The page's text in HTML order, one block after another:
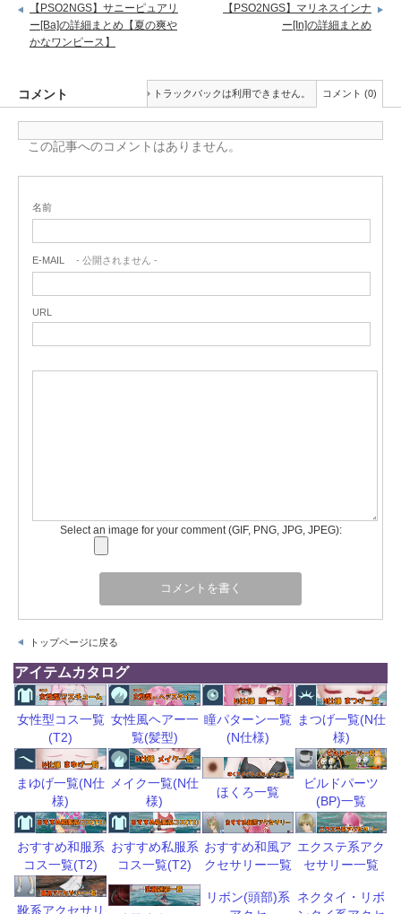
【PSO2NGS】サニーピュアリ
ー[Ba]の詳細まとめ【夏の爽や
かなワンピース】
【PSO2NGS】マリネスインナ
ー[In]の詳細まとめ
コメント トラックバックは利用できません。 コメント (0)
この記事へのコメントはありません。
名前
E-MAIL - 公開されません -
URL
Select an image for your comment (GIF, PNG, JPG, JPEG):
トップページに戻る
アイテムカタログ
女性型コス一覧
(T2)
女性風ヘアー一
覧(髪型)
瞳パターン一覧
(N仕様)
まつげ一覧(N仕
様)
まゆげ一覧(N仕
様)
メイク一覧(N仕
様)
ほくろ一覧
ビルドパーツ
(BP)一覧
おすすめ和服系
コス一覧(T2)
おすすめ私服系
コス一覧(T2)
おすすめ和風ア
クセサリー一覧
エクステ系アク
セサリー一覧
靴系アクセサリ
リボン(頭部)系
ネクタイ・リボ